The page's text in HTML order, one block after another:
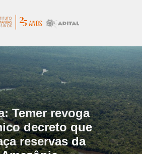
Temer revoga
decreto que
reservas da